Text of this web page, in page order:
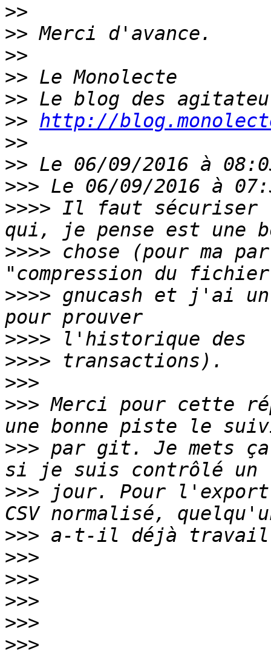
>>
>>
>>
>>
>>
>> http://
>>
>>
>>>
>>>> Il faut sécuriser
>>>> chose (pour ma
>>>> gnucash et j'ai
>>>>
>>>>
>>>
>>> Merci pour cette
>>> par git. Je mets
>>> jour. Pour l'export
>>>
>>>
>>>
>>>
>>>
>>>